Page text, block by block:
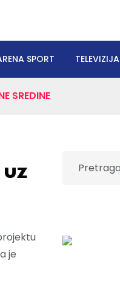
SPORT TELEVIZIJA
SREDINE
je